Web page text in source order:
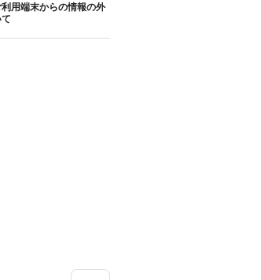
用端末からの情報の外